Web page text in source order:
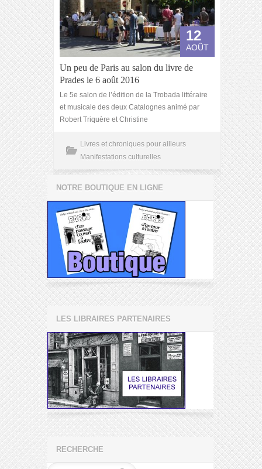
12
AOÛT
Un peu de Paris au salon du livre de
Prades le 6 août 2016
Le 5e salon de l’édition de la Trobada littéraire
et musicale des deux Catalognes animé par
Robert Triquère et Christine
Livres et chroniques pour ailleurs
Manifestations culturelles
NOTRE BOUTIQUE EN LIGNE
LES LIBRAIRES PARTENAIRES
RECHERCHE